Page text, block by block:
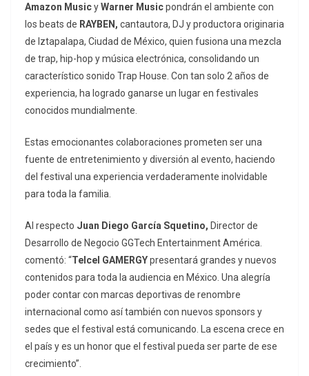
Amazon MusicyWarner Musicpondrán el ambiente con
los beats de RAYBEN, cantautora, DJ y productora originaria
de Iztapalapa, Ciudad de México, quien fusiona una mezcla
de trap, hip-hop y música electrónica, consolidando un
característico sonido Trap House. Con tan solo 2 años de
experiencia, ha logrado ganarse un lugar en festivales
conocidos mundialmente.
Estas emocionantes colaboraciones prometen ser una
fuente de entretenimiento y diversión al evento, haciendo
del festival una experiencia verdaderamente inolvidable
para toda la familia.
Al respecto Juan Diego García Squetino, Director de
Desarrollo de Negocio GGTech Entertainment América.
comentó: “Telcel GAMERGYpresentará grandes y nuevos
contenidos para toda la audiencia en México. Una alegría
poder contar con marcas deportivas de renombre
internacional como así también con nuevos sponsors y
sedes que el festival está comunicando. La escena crece en
el país y es un honor que el festival pueda ser parte de ese
crecimiento”.